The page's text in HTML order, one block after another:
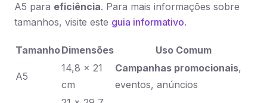
A5 para eficiência. Para mais informações sobre
tamanhos, visite este guia informativo.
TamanhoDimensões Uso Comum
A5
14,8 x 21
cm
Campanhas promocionais,
eventos, anúncios